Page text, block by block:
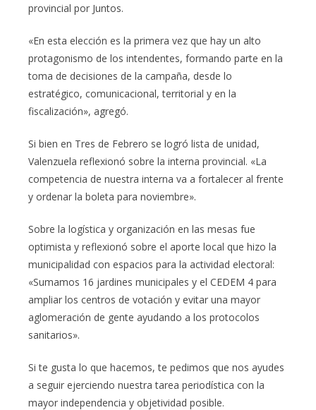
provincial por Juntos.
«En esta elección es la primera vez que hay un alto
protagonismo de los intendentes, formando parte en la
toma de decisiones de la campaña, desde lo
estratégico, comunicacional, territorial y en la
fiscalización», agregó.
Si bien en Tres de Febrero se logró lista de unidad,
Valenzuela reflexionó sobre la interna provincial. «La
competencia de nuestra interna va a fortalecer al frente
y ordenar la boleta para noviembre».
Sobre la logística y organización en las mesas fue
optimista y reflexionó sobre el aporte local que hizo la
municipalidad con espacios para la actividad electoral:
«Sumamos 16 jardines municipales y el CEDEM 4 para
ampliar los centros de votación y evitar una mayor
aglomeración de gente ayudando a los protocolos
sanitarios».
Si te gusta lo que hacemos, te pedimos que nos ayudes
a seguir ejerciendo nuestra tarea periodística con la
mayor independencia y objetividad posible.